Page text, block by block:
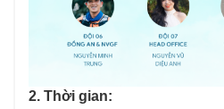
2. Thời gian: